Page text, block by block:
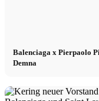
Balenciaga x Pierpaolo
Demna